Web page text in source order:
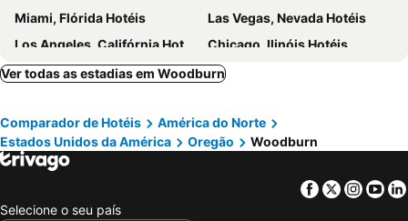
Miami, Flórida Hotéis
Las Vegas, Nevada Hotéis
Los Angeles, Califórnia Hotéis
Chicago, Ilinóis Hotéis
Lake Buena Vista, Flórida Hotéis
Boston, Massachusetts Hotéis
Ver todas as estadias em Woodburn
Comparador de Hotéis
América do Norte
Estados Unidos da América
Oregão Woodburn
Facebook
Twitter
Selecione o seu país